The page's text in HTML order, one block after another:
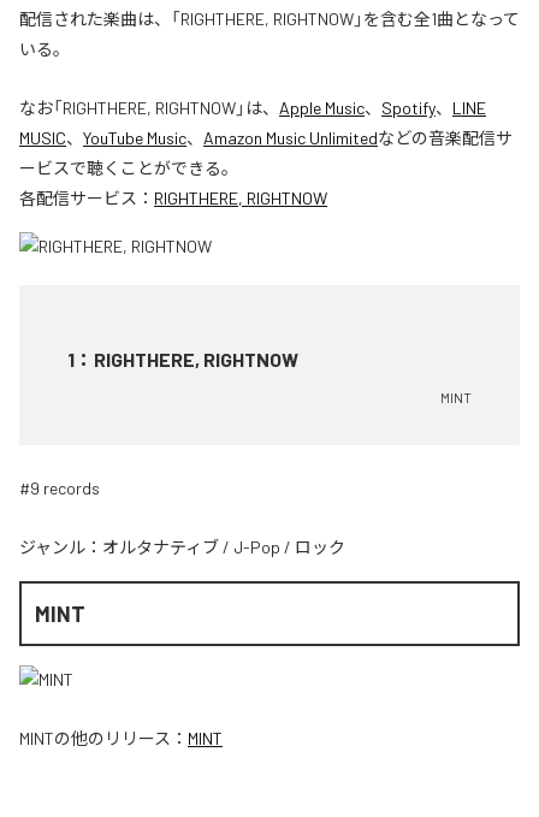
配信された楽曲は、「RIGHTHERE, RIGHTNOW」を含む全1曲となって
いる。
なお「RIGHTHERE, RIGHTNOW」は、 Apple Music、 Spotify、 LINE
MUSIC、 YouTube Music、 Amazon Music Unlimitedなどの音楽配信サ
ービスで聴くことができる。
各配信サービス： RIGHTHERE, RIGHTNOW
1 ： RIGHTHERE, RIGHTNOW
MINT
#9 records
ジャンル： オルタナティブ / J-Pop / ロック
MINT
MINTの他のリリース： MINT